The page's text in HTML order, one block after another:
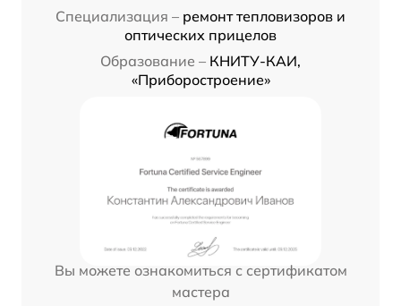
Специализация – ремонт тепловизоров и
оптических прицелов
Образование – КНИТУ-КАИ,
«Приборостроение»
Вы можете ознакомиться с сертификатом
мастера